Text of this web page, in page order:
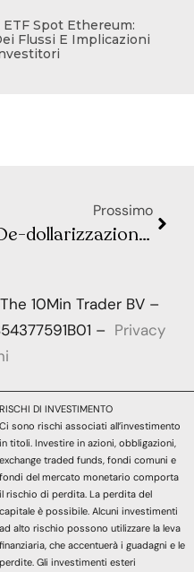
Spot Ethereum:
Flussi E Implicazioni
Prossimo
De-dollarizzazione: perché il dollaro non perderà presto il suo status?
10Min Trader BV –
– Privacy
RISCHI DI INVESTIMENTO
Ci sono rischi associati all’investimento
in titoli. Investire in azioni, obbligazioni,
exchange traded funds, fondi comuni e
fondi del mercato monetario comporta
il rischio di perdita. La perdita del
capitale è possibile. Alcuni investimenti
ad alto rischio possono utilizzare la leva
finanziaria, che accentuerà i guadagni e le
perdite. Gli investimenti esteri